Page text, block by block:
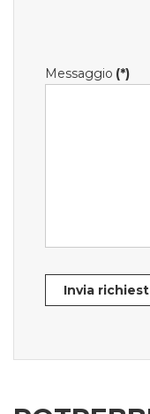
Messaggio (*)
Invia